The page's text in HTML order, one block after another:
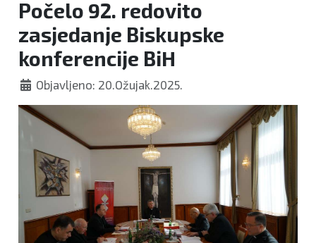
Počelo 92. redovito
zasjedanje Biskupske
konferencije BiH
Objavljeno: 20.Ožujak.2025.